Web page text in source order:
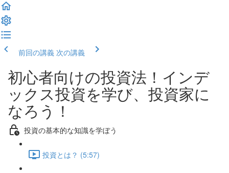
前回の講義 次の講義
初心者向けの投資法！インデ
ックス投資を学び、投資家に
なろう！
投資の基本的な知識を学ぼう
投資とは？ (5:57)